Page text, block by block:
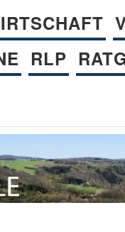
RLP